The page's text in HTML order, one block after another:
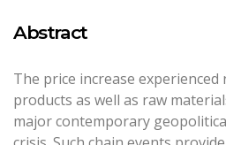
Abstract
The price increase
products as well as raw
major contemporary